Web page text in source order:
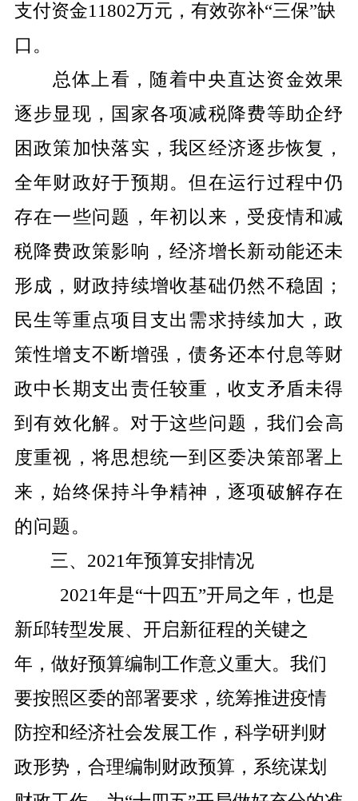
支付资金11802万元，有效弥补“三保”缺
口。
总体上看，随着中央直达资金效果
逐步显现，国家各项减税降费等助企纾
困政策加快落实，我区经济逐步恢复，
全年财政好于预期。但在运行过程中仍
存在一些问题，年初以来，受疫情和减
税降费政策影响，经济增长新动能还未
形成，财政持续增收基础仍然不稳固；
民生等重点项目支出需求持续加大，政
策性增支不断增强，债务还本付息等财
政中长期支出责任较重，收支矛盾未得
到有效化解。对于这些问题，我们会高
度重视，将思想统一到区委决策部署上
来，始终保持斗争精神，逐项破解存在
的问题。
三、 2021年预算安排情况
2021年是“十四五”开局之年，也是
新邱转型发展、开启新征程的关键之
年，做好预算编制工作意义重大。我们
要按照区委的部署要求，统筹推进疫情
防控和经济社会发展工作，科学研判财
政形势，合理编制财政预算，系统谋划